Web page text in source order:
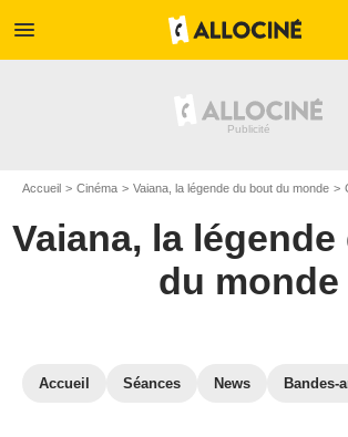
menu
Accueil Cinéma Vaiana, la légende du bout du monde
Vaiana, la
du monde
Accueil Séances News Bandes-